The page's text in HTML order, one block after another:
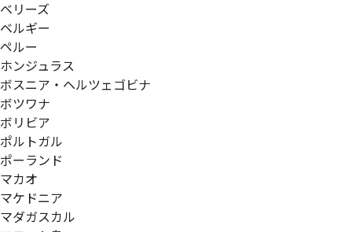
ベリーズ
ベルギー
ペルー
ホンジュラス
ボスニア・ヘルツェゴビナ
ボツワナ
ボリビア
ポルトガル
ポーランド
マカオ
マケドニア
マダガスカル